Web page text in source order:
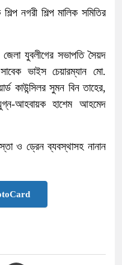
নগরী শিল্প মালিক সমিতির
যুবলীগের সভাপতি সৈয়দ
ভাইস চেয়ারম্যান মো.
কাউন্সিলর সুমন বিন তাহের,
আহবায়ক হাশেম আহমেদ
ও ড্রেন ব্যবস্থাসহ নানান